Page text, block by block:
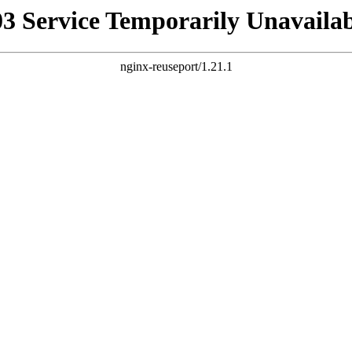
Service Temporarily
nginx-reuseport/1.21.1